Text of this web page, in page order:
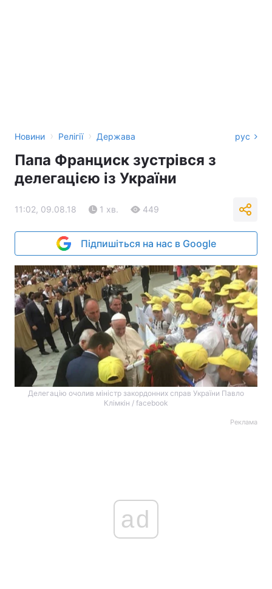
Новини › Релігії › Держава рус
Папа Франциск зустрівся з
делегацією із України
11:02, 09.08.18 1 хв. 449
Підпишіться на нас в Google
Делегацію очолив міністр закордонних справ України Павло
Клімкін / facebook
Реклама
ad